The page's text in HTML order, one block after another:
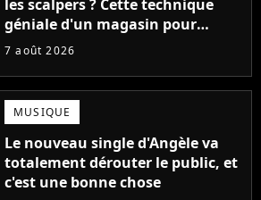
les scalpers ? Cette technique
géniale d'un magasin pour
ruiner les revendeurs
7 août 2026
MUSIQUE
Le nouveau single d'Angèle va
totalement dérouter le public, et
c'est une bonne chose